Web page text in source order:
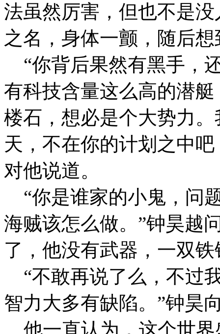
法虽然厉害，但也不是
之名，身体一颤，随后
“你背后果然有黑手，
有科技含量这么高的潜
楼石，想必是个大势力
天，不在你的计划之中
对他说道。
“你是谁家的小鬼，问
海贼该怎么做。”钟昊越
了，他没有武器，一双
“不敢再说了么，不过
智力大多有缺陷。”钟昊
他一直认为，这个世界